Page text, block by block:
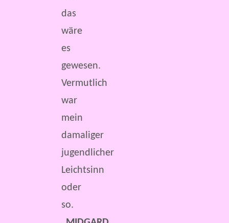
das
wäre
es
gewesen.
Vermutlich
war
mein
damaliger
jugendlicher
Leichtsinn
oder
so.